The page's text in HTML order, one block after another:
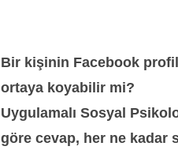
Bir kişinin Facebook
ortaya koyabilir mi?
Uygulamalı Sosyal
göre cevap, her ne kadar